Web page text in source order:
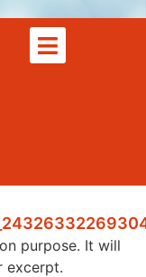
purpose. It will
excerpt.